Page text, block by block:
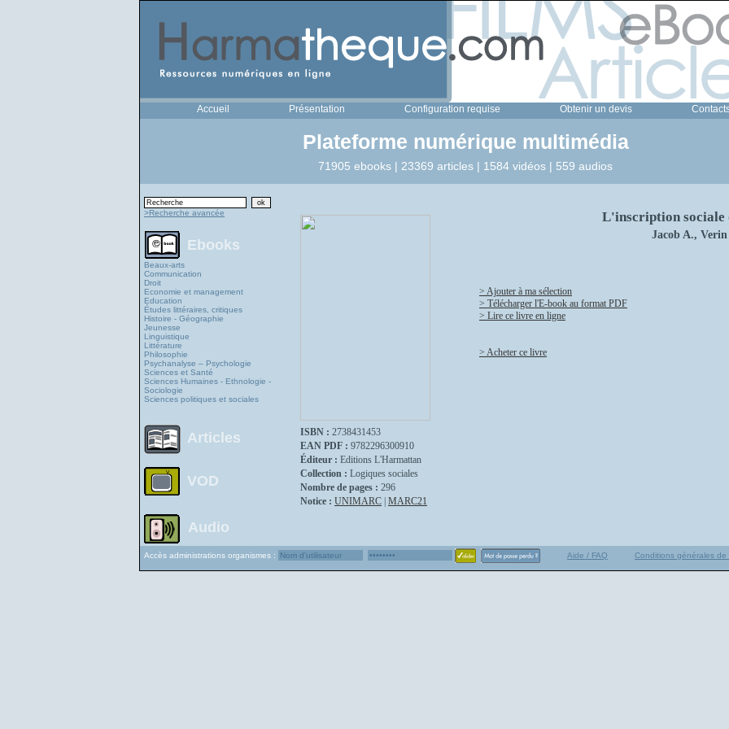
Accueil Présentation Configuration requise Obtenir un devis
Plateforme numérique multimédia
71905 ebooks | 23369 articles | 1584 vidéos | 559 audios
>Recherche avancée
Ebooks
Beaux-arts
Communication
Droit
Economie et management
Education
Études littéraires, critiques
Histoire - Géographie
Jeunesse
Linguistique
Littérature
Philosophie
Psychanalyse – Psychologie
Sciences et Santé
Sciences Humaines - Ethnologie -
Sociologie
Sciences politiques et sociales
Articles
VOD
Audio
ISBN : 2738431453
EAN PDF : 9782296300910
Éditeur : Editions L'Harmattan
Collection : Logiques sociales
Nombre de pages : 296
Notice : UNIMARC MARC21
L'inscription sociale
Jacob A.,
> Ajouter à ma sélection
> Télécharger l'E-book au format PDF
> Lire ce livre en ligne
> Acheter ce livre
Accès administrations organismes : Aide / FAQ Conditions générales de